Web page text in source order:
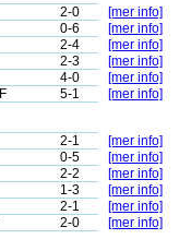
2-0
[mer info]
0-6
[mer info]
2-4
[mer info]
2-3
[mer info]
4-0
[mer info]
5-1 [mer info]
2-1
[mer info]
0-5
[mer info]
2-2
[mer info]
1-3
[mer info]
2-1
[mer info]
2-0 [mer info]